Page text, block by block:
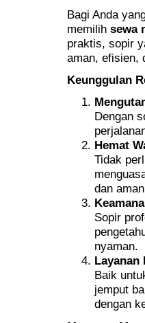
Bagi Anda
memilih sewa
praktis, sopir
aman, efisien,
Keunggulan
Dengan
Hemat
Tidak
dan
Sopir
nyaman.
Layanan
Baik
jemput
dengan